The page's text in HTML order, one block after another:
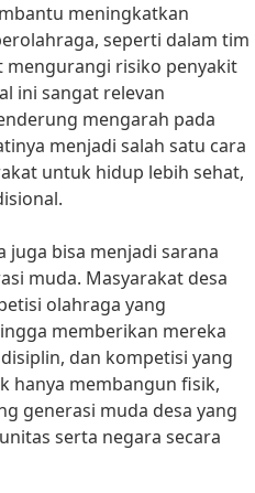
meningkatkan
seperti dalam tim
mengurangi risiko penyakit
ini sangat relevan
mengarah pada
menjadi salah satu cara
untuk hidup lebih sehat,
juga bisa menjadi sarana
muda. Masyarakat desa
olahraga yang
memberikan mereka
dan kompetisi yang
hanya membangun fisik,
generasi muda desa yang
serta negara secara